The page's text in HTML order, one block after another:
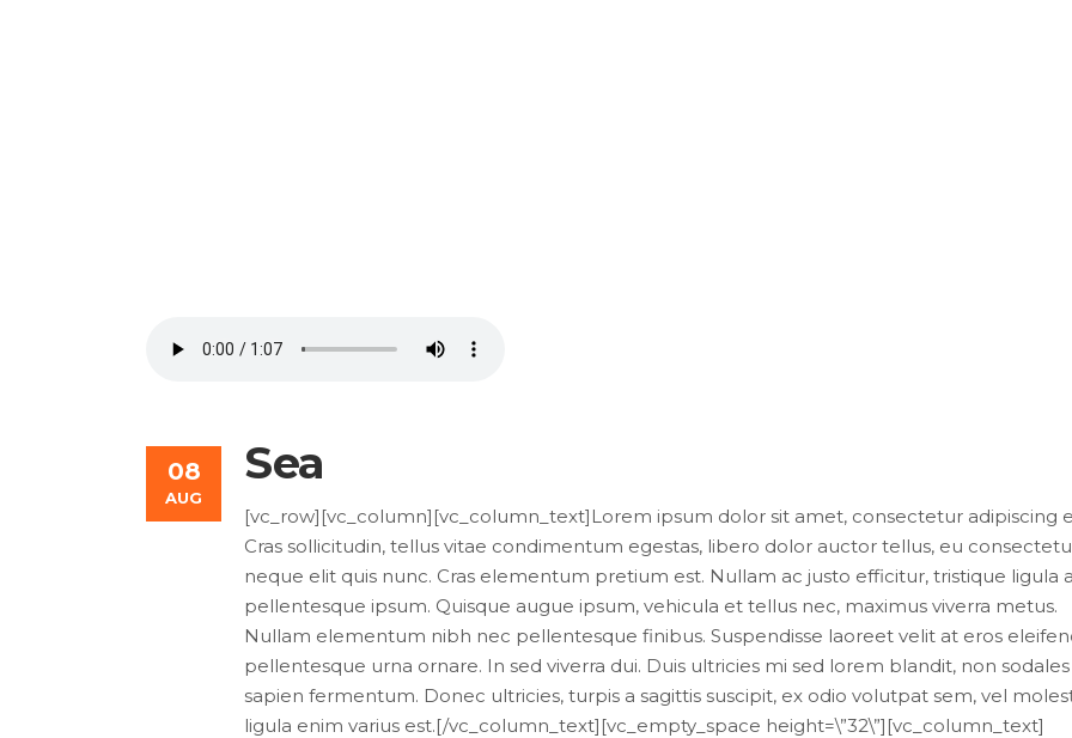
08
AUG
Sea
[vc_row][vc_column][vc_column_text]Lorem ipsum dolor sit amet, consectetur adipiscing
Cras sollicitudin, tellus vitae condimentum egestas, libero dolor auctor tellus, eu
neque elit quis nunc. Cras elementum pretium est. Nullam ac justo efficitur, tristique ligula
pellentesque ipsum. Quisque augue ipsum, vehicula et tellus nec, maximus viverra metus.
Nullam elementum nibh nec pellentesque finibus. Suspendisse laoreet velit at eros
pellentesque urna ornare. In sed viverra dui. Duis ultricies mi sed lorem blandit, non sodales
sapien fermentum. Donec ultricies, turpis a sagittis suscipit, ex odio volutpat sem, vel
ligula enim varius est.[/vc_column_text][vc_empty_space height=\”32\”][vc_column_text]